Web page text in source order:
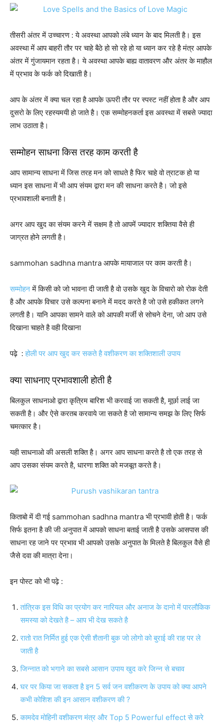
तीसरी अंतर में उच्चारण : ये अवस्था आपको लंबे ध्यान के बाद मिलती है। इस
अवस्था में आप बाहरी तौर पर चाहे बैठे हो सो रहे हो या ध्यान कर रहे है मंत्र आपके
अंतर में गुंजायमान रहता है। ये अवस्था आपके बाह्य वातावरण और अंतर के माहौल
में प्रभाव के फर्क को दिखाती है।
आप के अंतर में क्या चल रहा है आपके ऊपरी तौर पर स्पस्ट नहीं होता है और आप
दुसरो के लिए रहस्यमयी हो जाते है। एक सम्मोहनकर्ता इस अवस्था में सबसे ज्यादा
लाभ उठाता है।
सम्मोहन साधना किस तरह काम करती है
आप सामान्य साधना में जिस तरह मन को साधते है फिर चाहे वो त्राटक हो या
ध्यान इस साधना में भी आप संयम द्वारा मन की साधना करते है। जो इसे
प्रभावशाली बनाती है।
अगर आप खुद का संयम करने में सक्षम है तो आपमें ज्यादार शक्तिया वैसे ही
जाग्रत होने लगती है।
sammohan sadhna mantra आपके मायाजाल पर काम करती है।
सम्मोहनमें किसी को जो भावना दी जाती है वो उसके खुद के विचारो को रोक देती
है और आपके विचार उसे कल्पना बनाने में मदद करते है जो उसे हकीकत लगने
लगती है। यानि आपका सामने वाले को आपकी मर्जी से सोचने देना, जो आप उसे
दिखाना चाहते है वही दिखाना
पढ़े :होली पर आप खुद कर सकते है वशीकरण का शक्तिशाली उपाय
क्या साधनाए प्रभावशाली होती है
बिलकुल साधनाओ द्वारा कृत्रिम बारिश भी करवाई जा सकती है, मूर्छा लाई जा
सकती है। और ऐसे करतब करवाये जा सकते है जो सामान्य समझ के लिए सिर्फ
चमत्कार है।
यही साधनाओ की असली शक्ति है। अगर आप साधना करते है तो एक तरह से
आप उसका संयम करते है, धारणा शक्ति को मजबूत करते है।
किताबो में दी गई sammohan sadhna mantra भी प्रभावी होती है। फर्क
सिर्फ इतना है की जी अनुपात में आपको साधना बताई जाती है उसके आसपास की
साधना रह जाने पर प्रभाव भी आपको उसके अनुपात के मिलते है बिलकुल वैसे ही
जैसे दवा की मात्रा देना।
इन पोस्ट को भी पढ़े :
तांत्रिक इस विधि का प्रयोग कर नारियल और अनाज के दानो में पारलौकिक
समस्या को देखते है – आप भी देख सकते है
रातो रात निर्मित हुई एक ऐसी शैतानी बुक जो लोगो को बुराई की राह पर ले
जाती है
जिन्नात को भगाने का सबसे आसान उपाय खुद करे जिन्न से बचाव
घर पर किया जा सकता है इन 5 सर्व जन वशीकरण के उपाय को क्या आपने
कभी कोशिश की इन आसान वशीकरण की ?
कामदेव मोहिनी वशीकरण मंत्र और Top 5 Powerful effect से करे